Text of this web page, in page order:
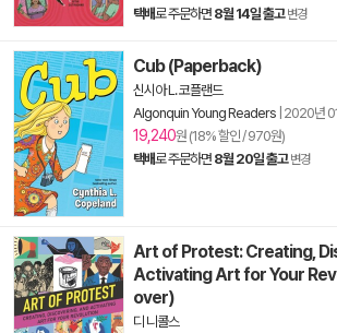
택배로 주문하면 8월 14일 출고 변경
Cub (Paperback)
신시아 L. 코플랜드
Algonquin Young Readers 2020년
19,240원 (18% 할인 / 970원)
택배로 주문하면 8월 20일 출고 변경
Art of Protest: Creating,
Activating Art for Your
over)
디 니콜스